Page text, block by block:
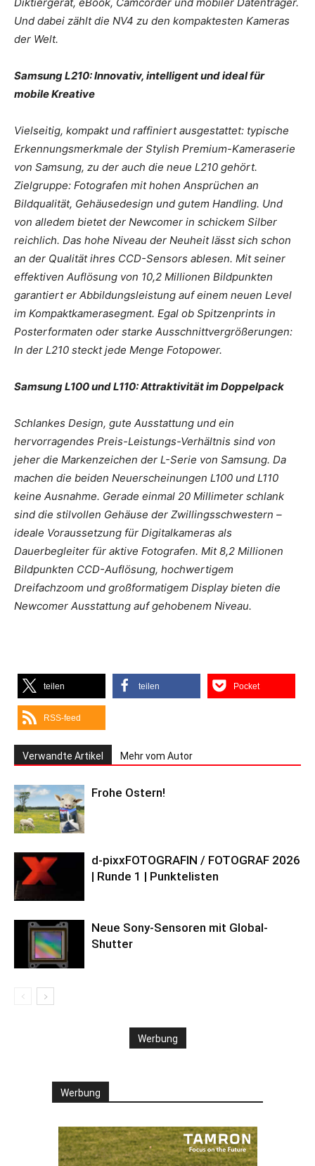
Und dabei zählt die NV4 zu den kompaktesten Kameras
der Welt.
Samsung L210: Innovativ, intelligent und ideal für
mobile Kreative
Vielseitig, kompakt und raffiniert ausgestattet: typische
Erkennungsmerkmale der Stylish Premium-Kameraserie
von Samsung, zu der auch die neue L210 gehört.
Zielgruppe: Fotografen mit hohen Ansprüchen an
Bildqualität, Gehäusedesign und gutem Handling. Und
von alledem bietet der Newcomer in schickem Silber
reichlich. Das hohe Niveau der Neuheit lässt sich schon
an der Qualität ihres CCD-Sensors ablesen. Mit seiner
effektiven Auflösung von 10,2 Millionen Bildpunkten
garantiert er Abbildungsleistung auf einem neuen Level
im Kompaktkamerasegment. Egal ob Spitzenprints in
Posterformaten oder starke Ausschnittvergrößerungen:
In der L210 steckt jede Menge Fotopower.
Samsung L100 und L110: Attraktivität im Doppelpack
Schlankes Design, gute Ausstattung und ein
hervorragendes Preis-Leistungs-Verhältnis sind von
jeher die Markenzeichen der L-Serie von Samsung. Da
machen die beiden Neuerscheinungen L100 und L110
keine Ausnahme. Gerade einmal 20 Millimeter schlank
sind die stilvollen Gehäuse der Zwillingsschwestern –
ideale Voraussetzung für Digitalkameras als
Dauerbegleiter für aktive Fotografen. Mit 8,2 Millionen
Bildpunkten CCD-Auflösung, hochwertigem
Dreifachzoom und großformatigem Display bieten die
Newcomer Ausstattung auf gehobenem Niveau.
teilen teilen Pocket
RSS-feed
Verwandte Artikel Mehr vom Autor
Frohe Ostern!
d-pixxFOTOGRAFIN / FOTOGRAF 2026
| Runde 1 | Punktelisten
Neue Sony-Sensoren mit Global-
Shutter
Werbung
Werbung